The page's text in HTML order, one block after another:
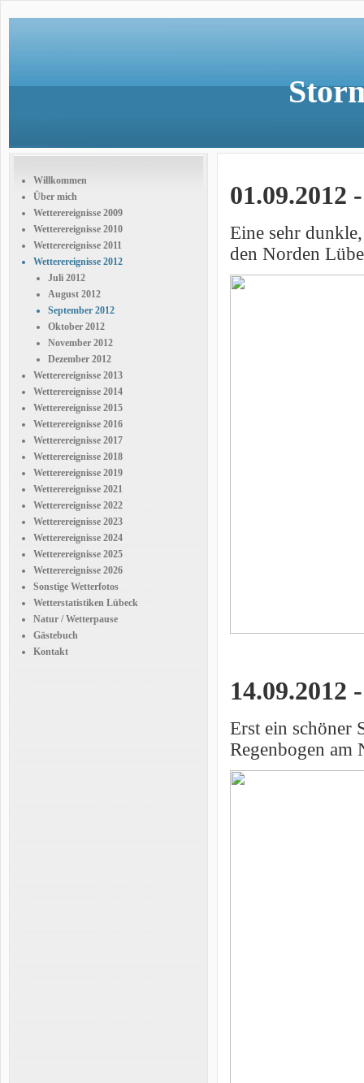
Willkommen
Über mich
Wetterereignisse 2009
Wetterereignisse 2010
Wetterereignisse 2011
Wetterereignisse 2012
Juli 2012
August 2012
September 2012
Oktober 2012
November 2012
Dezember 2012
Wetterereignisse 2013
Wetterereignisse 2014
Wetterereignisse 2015
Wetterereignisse 2016
Wetterereignisse 2017
Wetterereignisse 2018
Wetterereignisse 2019
Wetterereignisse 2021
Wetterereignisse 2022
Wetterereignisse 2023
Wetterereignisse 2024
Wetterereignisse 2025
Wetterereignisse 2026
Sonstige Wetterfotos
Wetterstatistiken Lübeck
Natur / Wetterpause
Gästebuch
Kontakt
01.09.2012
Eine sehr
den Norden
14.09.2012
Erst ein schöner
Regenbogen am